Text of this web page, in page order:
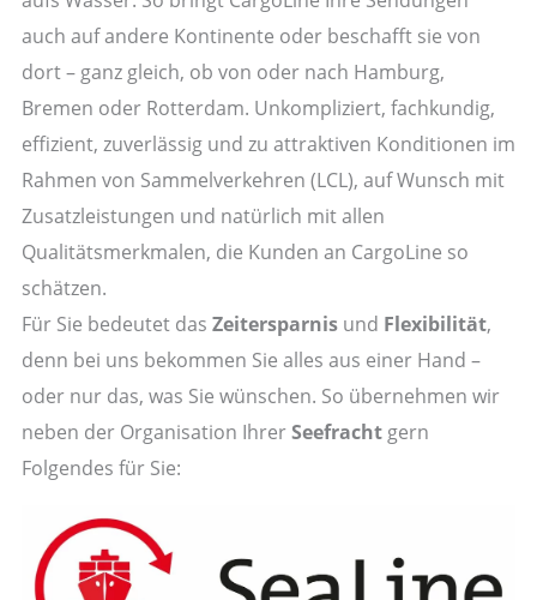
auch auf andere Kontinente oder beschafft sie von
dort – ganz gleich, ob von oder nach Hamburg,
Bremen oder Rotterdam. Unkompliziert, fachkundig,
effizient, zuverlässig und zu attraktiven Konditionen im
Rahmen von Sammelverkehren (LCL), auf Wunsch mit
Zusatzleistungen und natürlich mit allen
Qualitätsmerkmalen, die Kunden an CargoLine so
schätzen.
Für Sie bedeutet das Zeitersparnis und Flexibilität,
denn bei uns bekommen Sie alles aus einer Hand –
oder nur das, was Sie wünschen. So übernehmen wir
neben der Organisation IhrerSeefracht gern
Folgendes für Sie: